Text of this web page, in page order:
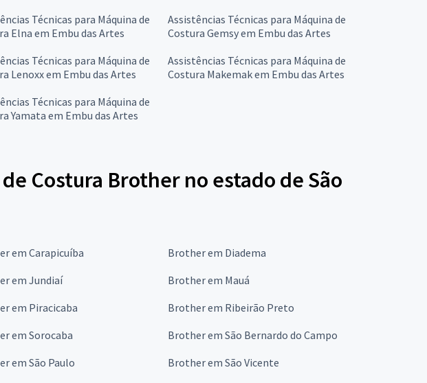
Técnicas para Máquina de
Elna em Embu das Artes
Assistências Técnicas para Máquina de
Costura Gemsy em Embu das Artes
Técnicas para Máquina de
Lenoxx em Embu das Artes
Assistências Técnicas para Máquina de
Costura Makemak em Embu das Artes
Técnicas para Máquina de
Yamata em Embu das Artes
Costura Brother no estado de São
em Carapicuíba
Brother em Diadema
em Jundiaí
Brother em Mauá
em Piracicaba
Brother em Ribeirão Preto
em Sorocaba
Brother em São Bernardo do Campo
em São Paulo Brother em São Vicente